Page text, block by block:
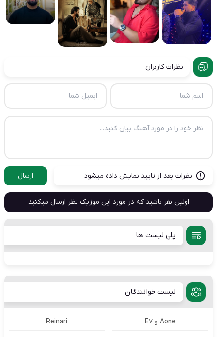
نظرات کاربران
نظرات بعد از تایید نمایش داده میشود ارسال
اولین نفر باشید که در مورد این موزیک نظر ارسال میکنید
پلی لیست ها
لیست خوانندگان
Aone و E7 Reinari